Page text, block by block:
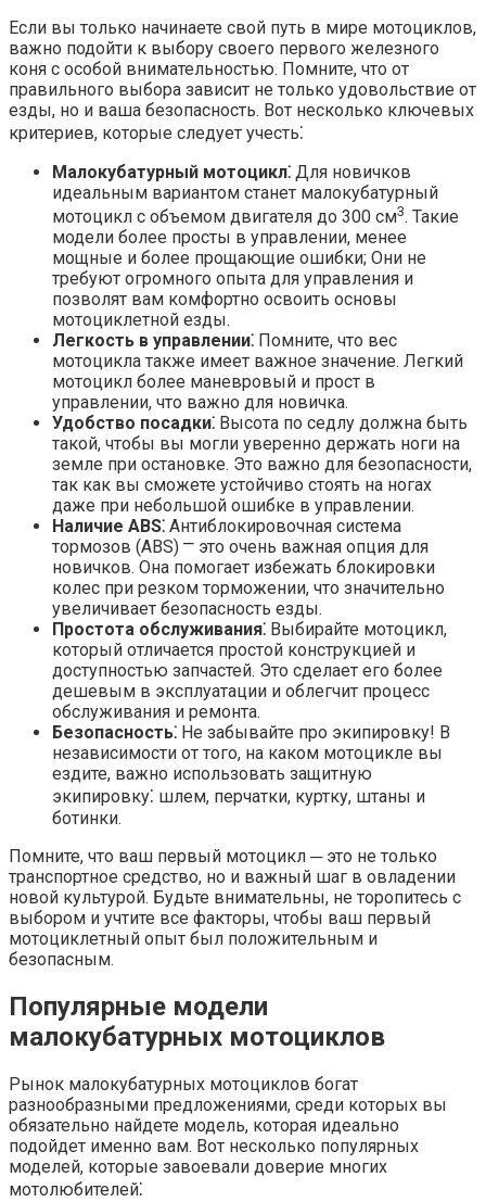
Если вы только начинаете свой путь в мире мотоциклов,
важно подойти к выбору своего первого железного
коня с особой внимательностью.​ Помните, что от
правильного выбора зависит не только удовольствие от
езды, но и ваша безопасность.​ Вот несколько ключевых
критериев, которые следует учесть⁚
Малокубатурный мотоцикл⁚ Для новичков
идеальным вариантом станет малокубатурный
мотоцикл с объемом двигателя до 300 см3. Такие
модели более просты в управлении, менее
мощные и более прощающие ошибки; Они не
требуют огромного опыта для управления и
позволят вам комфортно освоить основы
мотоциклетной езды.
Легкость в управлении⁚ Помните, что вес
мотоцикла также имеет важное значение.​ Легкий
мотоцикл более маневровый и прост в
управлении, что важно для новичка.
Удобство посадки⁚ Высота по седлу должна быть
такой, чтобы вы могли уверенно держать ноги на
земле при остановке.​ Это важно для безопасности,
так как вы сможете устойчиво стоять на ногах
даже при небольшой ошибке в управлении.​
Наличие ABS⁚ Антиблокировочная система
тормозов (ABS) ⎻ это очень важная опция для
новичков.​ Она помогает избежать блокировки
колес при резком торможении, что значительно
увеличивает безопасность езды.
Простота обслуживания⁚ Выбирайте мотоцикл,
который отличается простой конструкцией и
доступностью запчастей.​ Это сделает его более
дешевым в эксплуатации и облегчит процесс
обслуживания и ремонта.​
Безопасность⁚ Не забывайте про экипировку!​ В
независимости от того, на каком мотоцикле вы
ездите, важно использовать защитную
экипировку⁚ шлем, перчатки, куртку, штаны и
ботинки.
Помните, что ваш первый мотоцикл ─ это не только
транспортное средство, но и важный шаг в овладении
новой культурой.​ Будьте внимательны, не торопитесь с
выбором и учтите все факторы, чтобы ваш первый
мотоциклетный опыт был положительным и
безопасным.​
Популярные модели
малокубатурных мотоциклов
Рынок малокубатурных мотоциклов богат
разнообразными предложениями, среди которых вы
обязательно найдете модель, которая идеально
подойдет именно вам.​ Вот несколько популярных
моделей, которые завоевали доверие многих
мотолюбителей⁚